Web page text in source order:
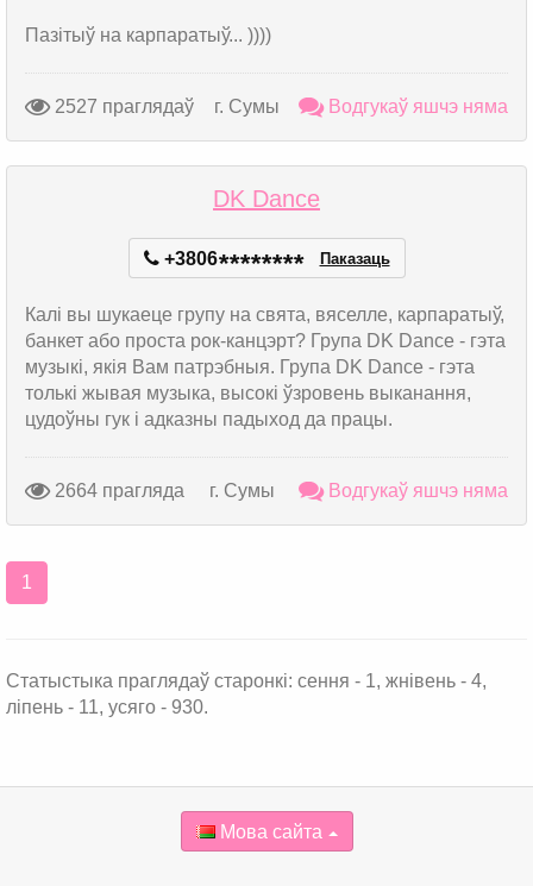
Пазітыў на карпаратыў... ))))
2527 праглядаў г. Сумы Водгукаў яшчэ няма
DK Dance
+3806******** Паказаць
Калі вы шукаеце групу на свята, вяселле, карпаратыў,
банкет або проста рок-канцэрт? Група DK Dance - гэта
музыкі, якія Вам патрэбныя. Група DK Dance - гэта
толькі жывая музыка, высокі ўзровень выканання,
цудоўны гук і адказны падыход да працы.
2664 прагляда г. Сумы Водгукаў яшчэ няма
1
Статыстыка праглядаў старонкі: сення - 1, жнівень - 4,
ліпень - 11, усяго - 930.
Мова сайта